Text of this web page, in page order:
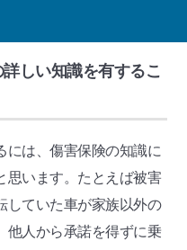
しい知識を有するこ
には、傷害保険の知識に
思います。たとえば被害
していた車が家族以外の
他人から承諾を得ずに乗